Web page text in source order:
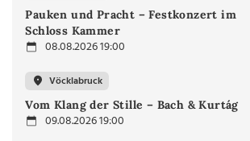
Pauken und Pracht – Festkonzert im
Schloss Kammer
08.08.2026 19:00
Vöcklabruck
Vom Klang der Stille – Bach & Kurtág
09.08.2026 19:00